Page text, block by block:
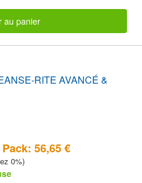
au panier
RITE AVANCÉ &
56,65 €
0%)